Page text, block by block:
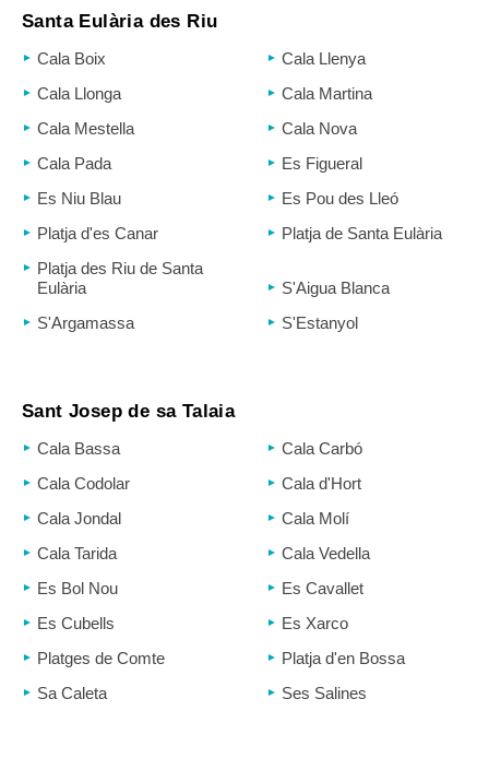
Santa Eulària des Riu
Cala Boix
Cala Llenya
Cala Llonga
Cala Martina
Cala Mestella
Cala Nova
Cala Pada
Es Figueral
Es Niu Blau
Es Pou des Lleó
Platja d'es Canar
Platja de Santa Eulària
Platja des Riu de Santa
Eulària
S'Aigua Blanca
S'Argamassa
S'Estanyol
Sant Josep de sa Talaia
Cala Bassa
Cala Carbó
Cala Codolar
Cala d'Hort
Cala Jondal
Cala Molí
Cala Tarida
Cala Vedella
Es Bol Nou
Es Cavallet
Es Cubells
Es Xarco
Platges de Comte
Platja d'en Bossa
Sa Caleta
Ses Salines